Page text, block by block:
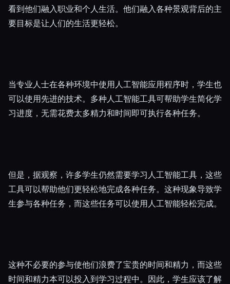
Esc
看到他们融入职业和个人生活。他们融入各种景观背后的主
要目标是让人们的生活更轻松。
当专业人士在各种环境中使用人工智能应用程序时，学生也
可以使用先进的技术。多种人工智能工具可帮助学生简化学
习进度，无需花费太多精力和时间即可执行各种任务。
但是，据观察，许多学生仍然需要学习人工智能工具，这些
工具可以帮助他们更轻松地完成各种任务。这种现象导致学
生参与各种任务，而这些任务可以使用人工智能轻松完成。
这种不必要的参与使他们浪费了宝贵的时间和精力，而这些
时间和精力本可以投入到学习过程中。因此，学生应该了解